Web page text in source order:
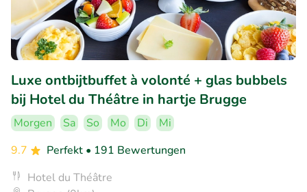
Luxe ontbijtbuffet à volonté + glas bubbels
bij Hotel du Théâtre in hartje Brugge
Morgen Sa So Mo Di
Mi
9.7
Perfekt • 191 Bewertungen
Hotel du Théâtre